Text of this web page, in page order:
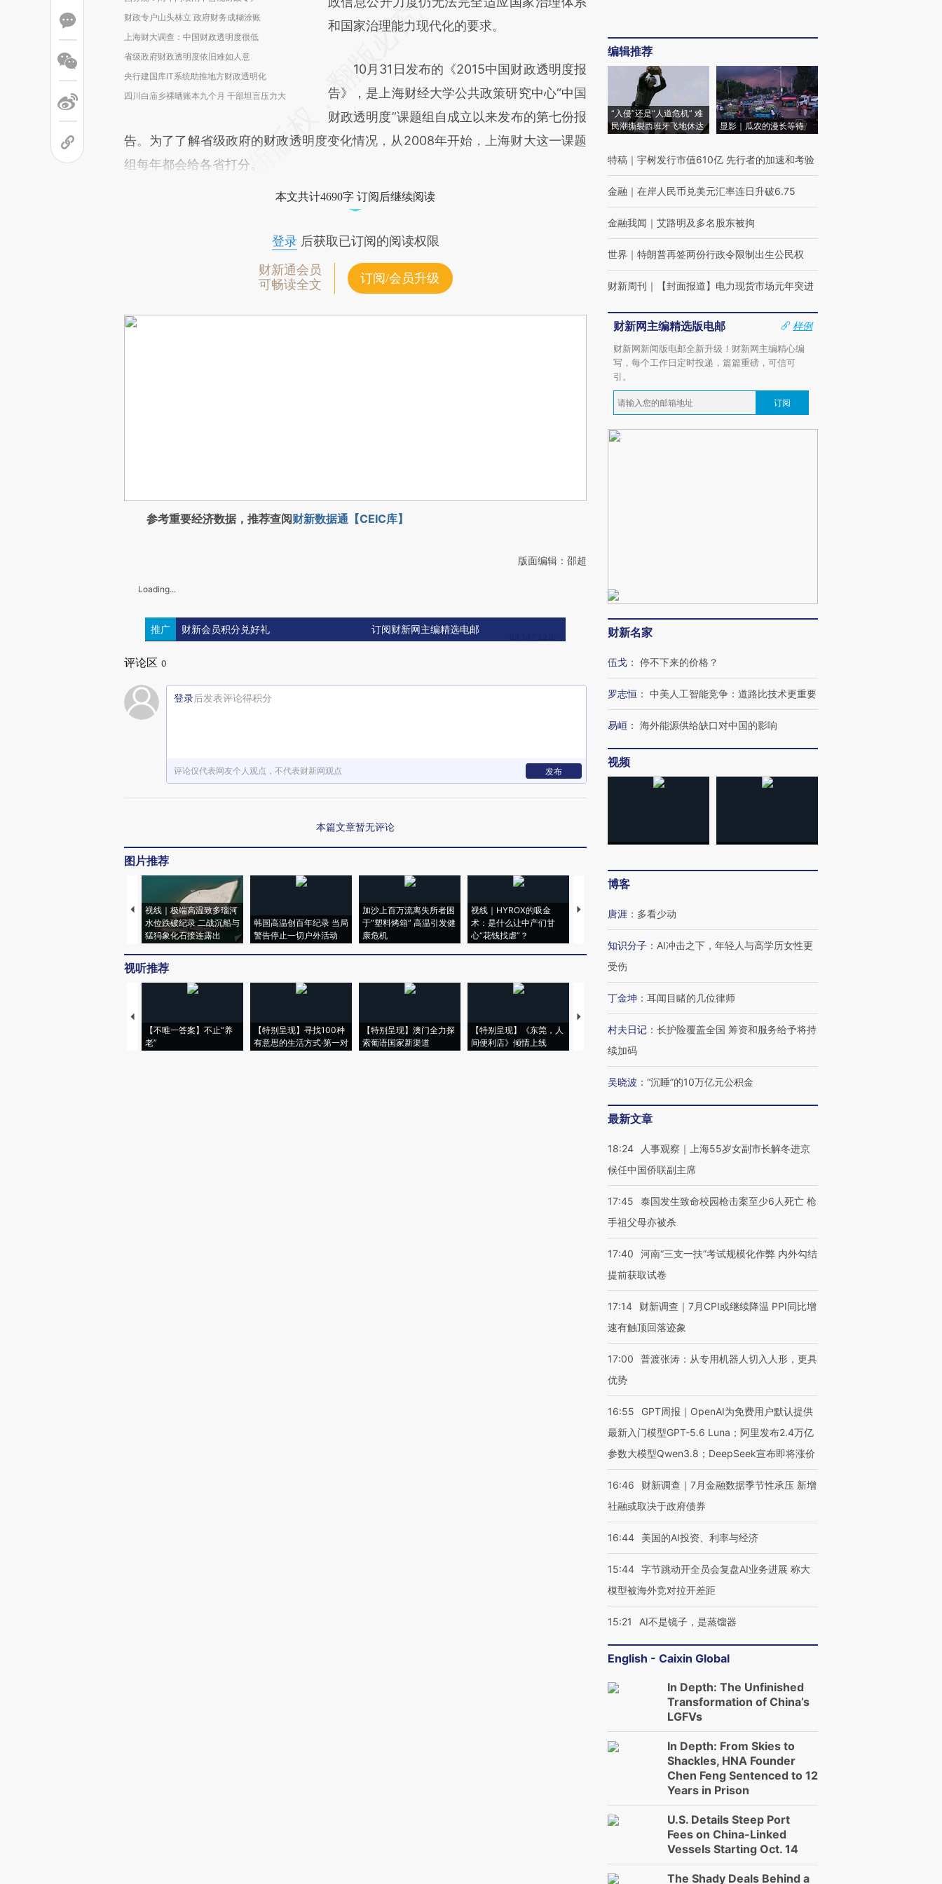
财政专户山头林立 政府财务成糊涂账
上海财大调查：中国财政透明度很低
省级政府财政透明度依旧难如人意
央行建国库IT系统助推地方财政透明化
四川白庙乡裸晒账本九个月 干部坦言压力大
和国家治理能力现代化的要求。
10月31日发布的《2015中国财政透明度报
告》，是上海财经大学公共政策研究中心“中国
财政透明度”课题组自成立以来发布的第七份报
告。为了了解省级政府的财政透明度变化情况，从2008年开始，上海财大这一课题
组每年都会给各省打分。
本文共计4690字 订阅后继续阅读
登录后获取已订阅的阅读权限
财新通会员
可畅读全文
订阅/会员升级
参考重要经济数据，推荐查阅财新数据通【CEIC库】
版面编辑：邵超
Loading...
推广 财新会员积分兑好礼 订阅财新网主编精选电邮
评论区 0
登录后发表评论得积分
评论仅代表网友个人观点，不代表财新网观点 发布
本篇文章暂无评论
图片推荐
视线｜极端高温致多瑙河
水位跌破纪录 二战沉船与
猛犸象化石接连露出
韩国高温创百年纪录 当局
警告停止一切户外活动
加沙上百万流离失所者困
于“塑料烤箱” 高温引发健
康危机
视线｜HYROX的吸金
术：是什么让中产们甘
心“花钱找虐”？
马航飞行员跨国走私7万
粒摇头丸 尿检体内含3种
视听推荐
【不唯一答案】不止“养
老”
【特别呈现】寻找100种
有意思的生活方式·第一对
【特别呈现】澳门全力探
索葡语国家新渠道
【特别呈现】《东莞，人
间便利店》倾情上线
【推广】走进第四届链博
会，让数智科技“链”接产
【特别呈现】寻找100种
【商旅对话】华住集团
CFO：不靠规模取胜，华
编辑推荐
“入侵”还是“人道危机” 难
民潮撕裂西班牙飞地休达
显影｜瓜农的漫长等待
特稿 ｜ 宇树发行市值610亿 先行者的加速和考验
金融 ｜ 在岸人民币兑美元汇率连日升破6.75
金融我闻 ｜ 艾路明及多名股东被拘
世界 ｜ 特朗普再签两份行政令限制出生公民权
财新周刊 ｜ 【封面报道】电力现货市场元年突进
财新网主编精选版电邮
样例
财新网新闻版电邮全新升级！财新网主编精心编
写，每个工作日定时投递，篇篇重磅，可信可
引。
订阅
财新名家
伍戈 ： 停不下来的价格？
罗志恒 ： 中美人工智能竞争：道路比技术更重要
易峘 ： 海外能源供给缺口对中国的影响
视频
博客
唐涯 ： 多看少动
知识分子 ： AI冲击之下，年轻人与高学历女性更
受伤
丁金坤 ： 耳闻目睹的几位律师
村夫日记 ： 长护险覆盖全国 筹资和服务给予将持
续加码
吴晓波 ： “沉睡”的10万亿元公积金
最新文章
18:24
人事观察｜上海55岁女副市长解冬进京
候任中国侨联副主席
17:45
泰国发生致命校园枪击案至少6人死亡 枪
手祖父母亦被杀
17:40
河南“三支一扶”考试规模化作弊 内外勾结
提前获取试卷
17:14
财新调查｜7月CPI或继续降温 PPI同比增
速有触顶回落迹象
17:00
普渡张涛：从专用机器人切入人形，更具
优势
16:55
GPT周报｜OpenAI为免费用户默认提供
最新入门模型GPT-5.6 Luna；阿里发布2.4万亿
参数大模型Qwen3.8；DeepSeek宣布即将涨价
16:46
财新调查｜7月金融数据季节性承压 新增
社融或取决于政府债券
16:44 美国的AI投资、利率与经济
15:44 字节跳动开全员会复盘AI业务进展 称大
模型被海外竞对拉开差距
15:21 AI不是镜子，是蒸馏器
English - Caixin Global
In Depth: The Unfinished
Transformation of China’s
LGFVs
In Depth: From Skies to
Shackles, HNA Founder
Chen Feng Sentenced to 12
Years in Prison
U.S. Details Steep Port
Fees on China-Linked
Vessels Starting Oct. 14
The Shady Deals Behind a